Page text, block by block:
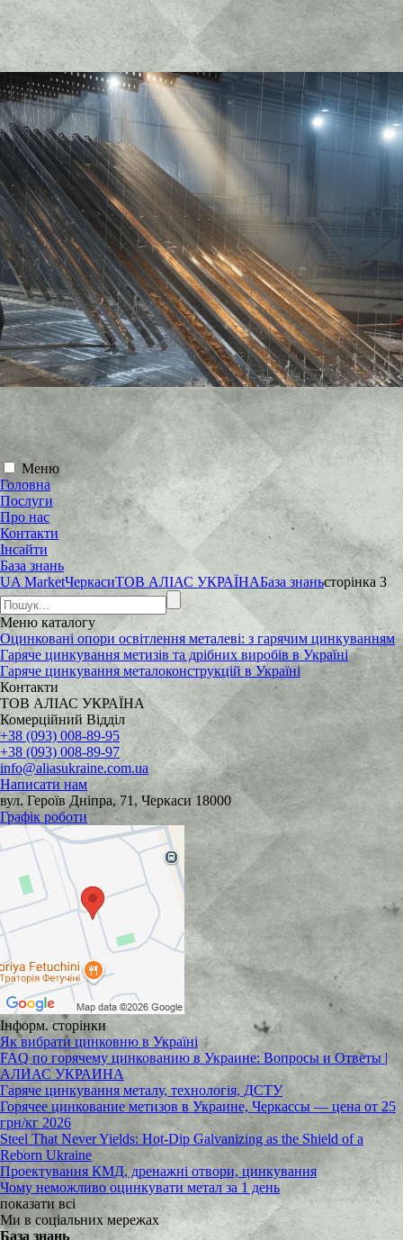
Меню
Головна
Послуги
Про нас
Контакти
Інсайти
База знань
UA MarketЧеркасиТОВ АЛІАС УКРАЇНАБаза знаньсторінка 3
Меню каталогу
Оцинковані опори освітлення металеві: з гарячим цинкуванням
Гаряче цинкування метизів та дрібних виробів в Україні
Гаряче цинкування металоконструкцій в Україні
Контакти
ТОВ АЛІАС УКРАЇНА
Комерційний Відділ
+38 (093) 008-89-95
+38 (093) 008-89-97
info@aliasukraine.com.ua
Написати нам
вул. Героїв Дніпра, 71, Черкаси 18000
Графік роботи
Інформ. сторінки
Як вибрати цинковню в Україні
FAQ по горячему цинкованию в Украине: Вопросы и Ответы |
АЛИАС УКРАИНА
Гаряче цинкування металу, технологія, ДСТУ
Горячее цинкование метизов в Украине, Черкассы — цена от 25
грн/кг 2026
Steel That Never Yields: Hot-Dip Galvanizing as the Shield of a
Reborn Ukraine
Проектування КМД, дренажні отвори, цинкування
Чому неможливо оцинкувати метал за 1 день
показати всі
Ми в соціальних мережах
База знань